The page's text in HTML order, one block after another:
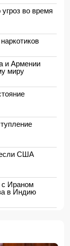
во время
и Армении
миру
если США
с Ираном
в Индию